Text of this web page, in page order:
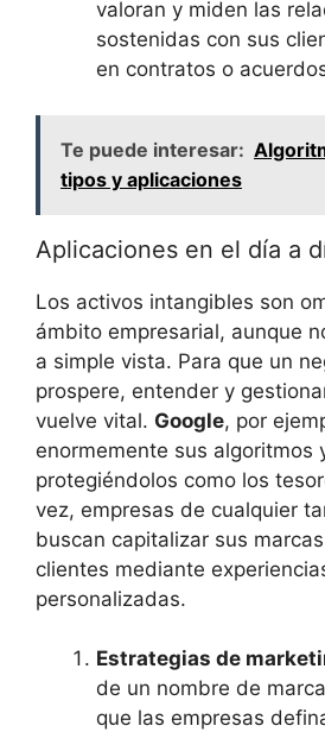
valoran y miden‍ las
sostenidas​ con sus
en contratos o
Te puede interesar:
tipos y aplicaciones
Aplicaciones ⁣en el día a
Los activos‌ intangibles son
ámbito‌ empresarial, ​aunque
a simple vista. Para que un
prospere, entender y
vuelve vital. Google, por
enormemente ⁣sus algoritmos
protegiéndolos como los
⁢vez, empresas de⁣ cualquier
buscan capitalizar​ sus
clientes mediante
personalizadas.
Estrategias de
de un nombre de
que las empresas⁣